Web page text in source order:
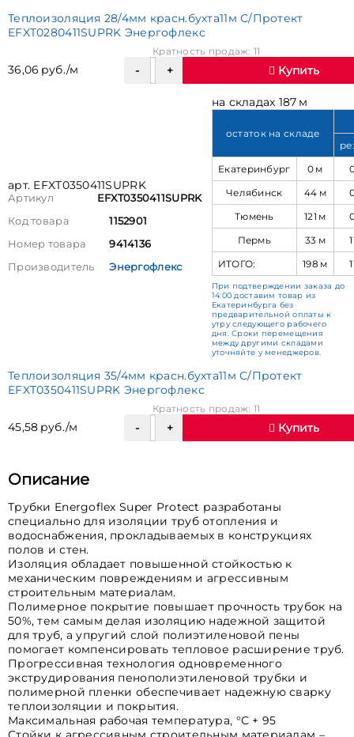
Теплоизоляция 28/4мм красн.бухта11м С/Протект
EFXT0280411SUPRK Энергофлекс
36,06 руб./м
Кратность продаж: 11
Купить
арт. EFXT0350411SUPRK
Артикул
EFXT0350411SUPRK
Код товара
1152901
Номер товара
9414136
Производитель
Энергофлекс
на складах 187 м
остаток на складе
Екатеринбург
0 м
Челябинск
44 м
Тюмень
121 м
Пермь
33 м
ИТОГО:
198 м
При подтверждении заказа до
14:00 доставим товар из
Екатеринбурга без
предварительной оплаты к
утру следующего рабочего
дня. Сроки перемещения
между другими складами
уточняйте у менеджеров.
Теплоизоляция 35/4мм красн.бухта11м С/Протект
EFXT0350411SUPRK Энергофлекс
45,58 руб./м
Кратность продаж: 11
Купить
Описание
Трубки Energoflex Super Protect разработаны
специально для изоляции труб отопления и
водоснабжения, прокладываемых в конструкциях
полов и стен.
Изоляция обладает повышенной стойкостью к
механическим повреждениям и агрессивным
строительным материалам.
Полимерное покрытие повышает прочность трубок на
50%, тем самым делая изоляцию надежной защитой
для труб, а упругий слой полиэтиленовой пены
помогает компенсировать тепловое расширение труб.
Прогрессивная технология одновременного
экструдирования пенополиэтиленовой трубки и
полимерной пленки обеспечивает надежную сварку
теплоизоляции и покрытия.
Максимальная рабочая температура, °С + 95